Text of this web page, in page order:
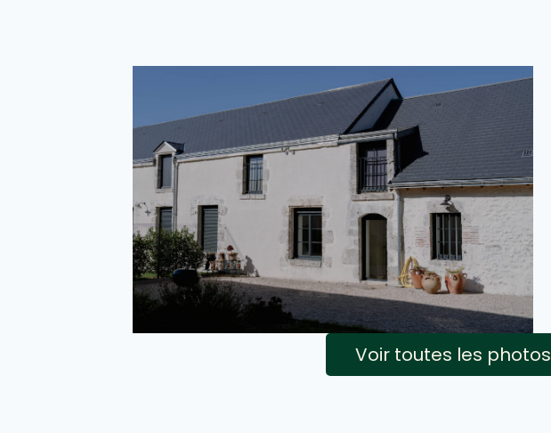
Voir toutes les photos